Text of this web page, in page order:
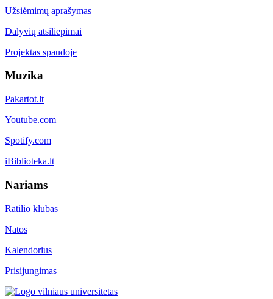
Užsiėmimų aprašymas
Dalyvių atsiliepimai
Projektas spaudoje
Muzika
Pakartot.lt
Youtube.com
Spotify.com
iBiblioteka.lt
Nariams
Ratilio klubas
Natos
Kalendorius
Prisijungimas